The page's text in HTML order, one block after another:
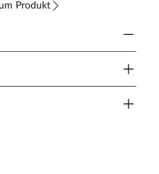
Produkt
1 Bridge grau-weiß
Bewegung auf dem